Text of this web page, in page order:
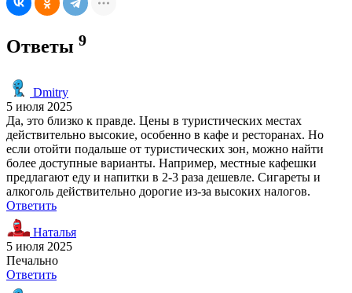
Ответы 9
Dmitry
5 июля 2025
Да, это близко к правде. Цены в туристических местах
действительно высокие, особенно в кафе и ресторанах. Но
если отойти подальше от туристических зон, можно найти
более доступные варианты. Например, местные кафешки
предлагают еду и напитки в 2-3 раза дешевле. Сигареты и
алкоголь действительно дорогие из-за высоких налогов.
Ответить
Наталья
5 июля 2025
Печально
Ответить